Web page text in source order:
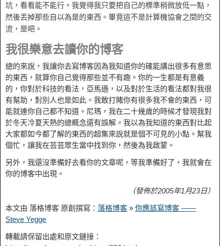
坑，看看能不能行。我覺得我只要把自己的標準稍微放低一點，
然後丟掉那些自以為是的東西。畢竟這不是計算機協會之間的交
流，是吧。
我很樂意去讀你的博客
總的來說，我讓你去寫博客因為我知道你的確能講出很多有意思
的東西，就算你自己覺得那些並不有趣。你的一生都是有意義
的，你對於科技的看法，亞馬遜，以及對於生活的看法都對我很
有幫助，對別人也是如此。我敢打賭你有很多我不會的東西，可
能就連你自己都不知道。尼瑪，我在二十幾歲的時候才發現我對
於冬天冷夏天熱的總概念還有誤解。我以為我知道的東西對比起
大家都如今都了解的東西的超集來說就是個不可見的小點。幫我
個忙，讓我在芸芸眾生當中找到你，然後為我啟蒙。
另外，我還沒準備好去看你的文章呢，等我準備好了，我就會在
你的博客中出現。
（發佈於2005年1月23日）
本文由 落格博客 原創撰寫： 落格博客 » 你應該寫博客 ——
Steve Yegge
轉載請保留出處和原文鏈接：